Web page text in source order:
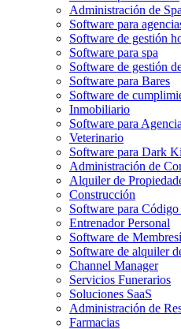
Administración de
Software para
Software de gestión
Software para spa
Software de gestión
Software para Bares
Software de
Inmobiliario
Software para
Veterinario
Software para Dark
Administración de
Alquiler de
Construcción
Software para Código
Entrenador Personal
Software de
Software de alquiler
Channel Manager
Servicios Funerarios
Soluciones SaaS
Administración de
Farmacias